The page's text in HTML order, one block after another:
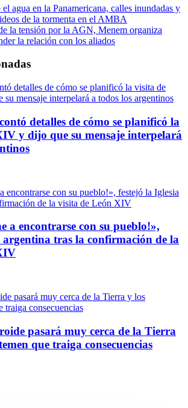
agua en la Panamericana, calles inundadas y
de la tormenta en el AMBA
la tensión por la AGN, Menem organiza
la relación con los aliados
detalles de cómo se planificó la
y dijo que su mensaje interpelará
a encontrarse con su pueblo!»,
argentina tras la confirmación de la
pasará muy cerca de la Tierra
que traiga consecuencias